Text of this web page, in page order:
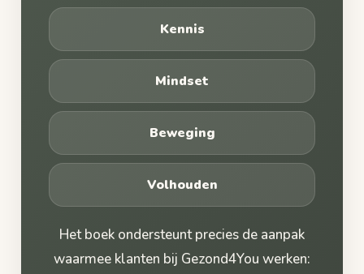
Kennis
Mindset
Beweging
Volhouden
Het boek ondersteunt precies de aanpak
waarmee klanten bij Gezond4You werken: